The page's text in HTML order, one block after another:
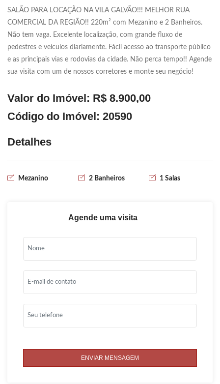
SALÃO PARA LOCAÇÃO NA VILA GALVÃO!!! MELHOR RUA
COMERCIAL DA REGIÃO!! 220m² com Mezanino e 2 Banheiros.
Não tem vaga. Excelente localização, com grande fluxo de
pedestres e veículos diariamente. Fácil acesso ao transporte público
e as principais vias e rodovias da cidade. Não perca tempo!! Agende
sua visita com um de nossos corretores e monte seu negócio!
Valor do Imóvel: R$ 8.900,00
Código do Imóvel: 20590
Detalhes
Mezanino 2 Banheiros 1 Salas
Agende uma visita
ENVIAR MENSAGEM